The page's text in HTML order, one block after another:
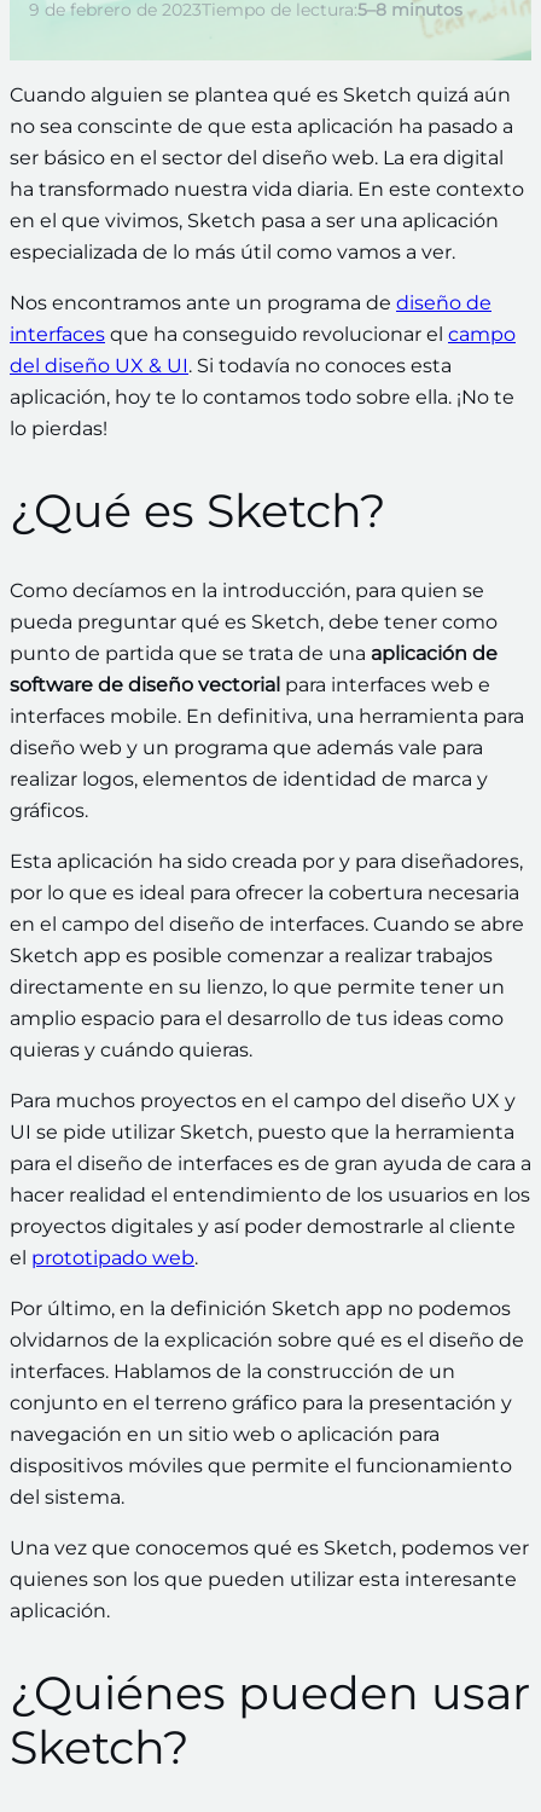
9 de febrero de 2023Tiempo de lectura:5–8 minutos
Cuando alguien se plantea qué es Sketch quizá aún
no sea conscinte de que esta aplicación ha pasado a
ser básico en el sector del diseño web. La era digital
ha transformado nuestra vida diaria. En este contexto
en el que vivimos, Sketch pasa a ser una aplicación
especializada de lo más útil como vamos a ver.
Nos encontramos ante un programa de diseño de
interfaces que ha conseguido revolucionar el campo
del diseño UX & UI. Si todavía no conoces esta
aplicación, hoy te lo contamos todo sobre ella. ¡No te
lo pierdas!
¿Qué es Sketch?
Como decíamos en la introducción, para quien se
pueda preguntar qué es Sketch, debe tener como
punto de partida que se trata de una aplicación de
software de diseño vectorial para interfaces web e
interfaces mobile. En definitiva, una herramienta para
diseño web y un programa que además vale para
realizar logos, elementos de identidad de marca y
gráficos.
Esta aplicación ha sido creada por y para diseñadores,
por lo que es ideal para ofrecer la cobertura necesaria
en el campo del diseño de interfaces. Cuando se abre
Sketch app es posible comenzar a realizar trabajos
directamente en su lienzo, lo que permite tener un
amplio espacio para el desarrollo de tus ideas como
quieras y cuándo quieras.
Para muchos proyectos en el campo del diseño UX y
UI se pide utilizar Sketch, puesto que la herramienta
para el diseño de interfaces es de gran ayuda de cara a
hacer realidad el entendimiento de los usuarios en los
proyectos digitales y así poder demostrarle al cliente
el prototipado web.
Por último, en la definición Sketch app no podemos
olvidarnos de la explicación sobre qué es el diseño de
interfaces. Hablamos de la construcción de un
conjunto en el terreno gráfico para la presentación y
navegación en un sitio web o aplicación para
dispositivos móviles que permite el funcionamiento
del sistema.
Una vez que conocemos qué es Sketch, podemos ver
quienes son los que pueden utilizar esta interesante
aplicación.
¿Quiénes pueden usar
Sketch?